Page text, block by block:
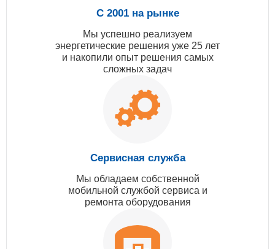
С 2001 на рынке
Мы успешно реализуем
энергетические решения уже 25 лет
и накопили опыт решения самых
сложных задач
Сервисная служба
Мы обладаем собственной
мобильной службой сервиса и
ремонта оборудования